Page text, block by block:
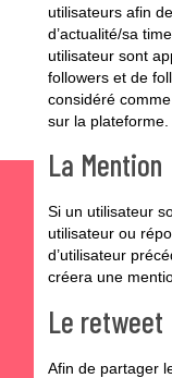
utilisateurs afin
d’actualité/sa
utilisateur sont
followers et de
considéré
sur la plateforme.
La Mention
Si un utilisateur
utilisateur ou
d’utilisateur
créera une
Le retweet
Afin de partager